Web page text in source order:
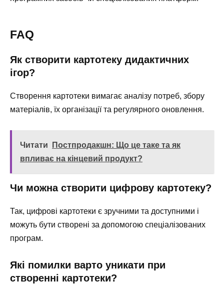
FAQ
Як створити картотеку дидактичних
ігор?
Створення картотеки вимагає аналізу потреб, збору
матеріалів, їх організації та регулярного оновлення.
Читати
Постпродакшн: Що це таке та як
впливає на кінцевий продукт?
Чи можна створити цифрову картотеку?
Так, цифрові картотеки є зручними та доступними і
можуть бути створені за допомогою спеціалізованих
програм.
Які помилки варто уникати при
створенні картотеки?